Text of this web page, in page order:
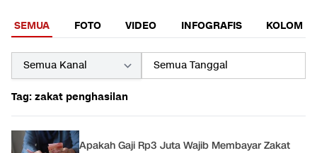
SEMUA FOTO VIDEO INFOGRAFIS KOLOM
Tag: zakat penghasilan
Apakah Gaji Rp3 Juta Wajib Membayar Zakat